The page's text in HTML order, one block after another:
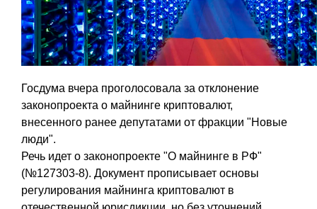
Госдума вчера проголосовала за отклонение
законопроекта о майнинге криптовалют,
внесенного ранее депутатами от фракции "Новые
люди".
Речь идет о законопроекте "О майнинге в РФ"
(№127303-8). Документ прописывает основы
регулирования майнинга криптовалют в